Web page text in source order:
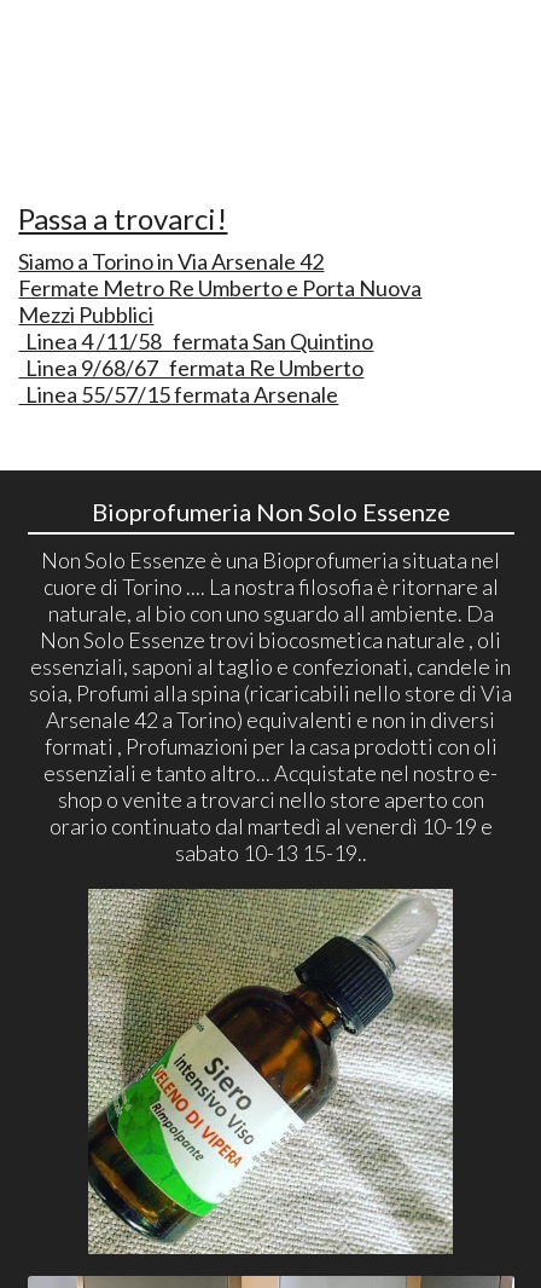
Passa a trovarci!
Siamo a Torino in Via Arsenale 42
Fermate Metro Re Umberto e Porta Nuova
Mezzi Pubblici
Linea 4 /11/58 fermata San Quintino
Linea 9/68/67 fermata Re Umberto
Linea 55/57/15 fermata Arsenale
Bioprofumeria Non Solo Essenze
Non Solo Essenze è una Bioprofumeria situata nel
cuore di Torino .... La nostra filosofia è ritornare al
naturale, al bio con uno sguardo all ambiente. Da
Non Solo Essenze trovi biocosmetica naturale , oli
essenziali, saponi al taglio e confezionati, candele in
soia, Profumi alla spina (ricaricabili nello store di Via
Arsenale 42 a Torino) equivalenti e non in diversi
formati , Profumazioni per la casa prodotti con oli
essenziali e tanto altro... Acquistate nel nostro e-
shop o venite a trovarci nello store aperto con
orario continuato dal martedì al venerdì 10-19 e
sabato 10-13 15-19..